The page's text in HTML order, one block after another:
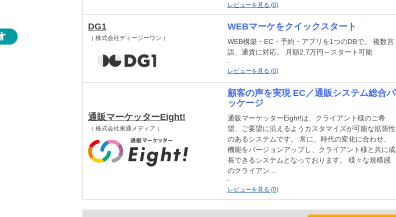
レビューを見る (0)
DG1
（ 株式会社ディージーワン ）
WEBマーケをクイックスタート
WEB構築・EC・予約・アプリを1つのDBで。 複数言
語、通貨に対応。 月額2.7万円～スタート可能
-
レビューを見る (0)
通販マーケッターEight!
（ 株式会社東通メディア ）
顧客の声を実現 EC／通販システム総合パ
ッケージ
通販マーケッターEight!は、クライアント様のご希
望、ご要望に沿えるようカスタマイズが可能な拡張性
のあるシステムです。 常に、時代の変化に合わせ、
機能をバージョンアップし、クライアント様と共に成
長できるシステムとなっております。 様々な規模感
のクライアン...
-
レビューを見る (0)